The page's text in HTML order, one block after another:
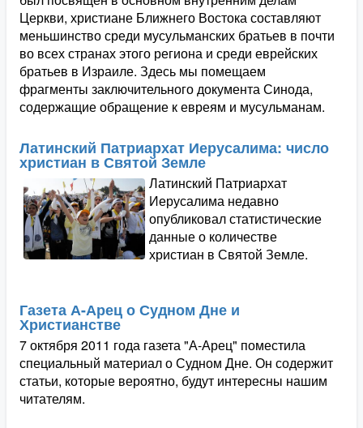
Церкви, христиане Ближнего Востока составляют
меньшинство среди мусульманских братьев в почти
во всех странах этого региона и среди еврейских
братьев в Израиле. Здесь мы помещаем
фрагменты заключительного документа Синода,
содержащие обращение к евреям и мусульманам.
Латинский Патриархат Иерусалима: число
христиан в Святой Земле
Латинский Патриархат
Иерусалима недавно
опубликовал статистические
данные о количестве
христиан в Святой Земле.
Газета А-Арец о Судном Дне и
Христианстве
7 октября 2011 года газета "А-Арец" поместила
специальный материал о Судном Дне. Он содержит
статьи, которые вероятно, будут интересны нашим
читателям.